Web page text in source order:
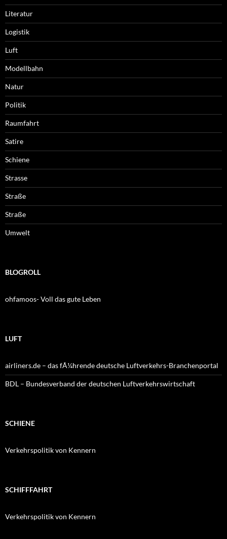
Literatur
Logistik
Luft
Modellbahn
Natur
Politik
Raumfahrt
Satire
Schiene
Strasse
Straße
Straße
Umwelt
BLOGROLL
ohfamoos- Voll das gute Leben
LUFT
airliners.de – das fÃ¼hrende deutsche Luftverkehrs-Branchenportal
BDL – Bundesverband der deutschen Luftverkehrswirtschaft
SCHIENE
Verkehrspolitik von Kennern
SCHIFFFAHRT
Verkehrspolitik von Kennern